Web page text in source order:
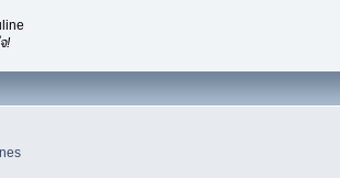
!